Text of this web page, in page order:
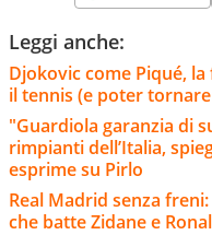
Leggi anche:
Djokovic come Piqué,
il tennis (e poter
"Guardiola garanzia di
rimpianti dell’Italia,
esprime su Pirlo
Real Madrid senza
che batte Zidane e